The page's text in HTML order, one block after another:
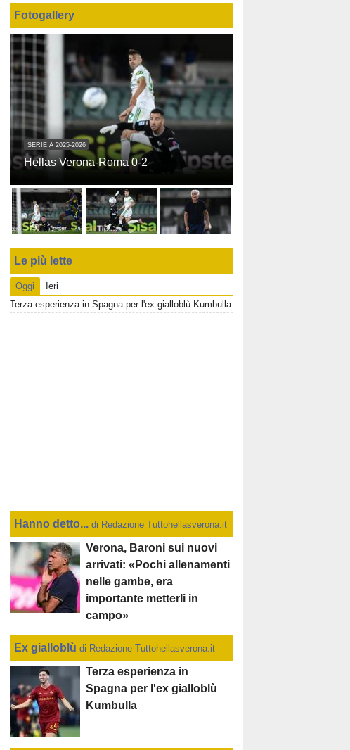
Fotogallery
SERIE A 2025-2026
Hellas Verona-Roma 0-2
Le più lette
Oggi
Ieri
Terza esperienza in Spagna per l'ex gialloblù Kumbulla
Hanno detto... di Redazione Tuttohellasverona.it
Verona, Baroni sui nuovi
arrivati: «Pochi allenamenti
nelle gambe, era
importante metterli in
campo»
Ex gialloblùdi Redazione Tuttohellasverona.it
Terza esperienza in
Spagna per l'ex gialloblù
Kumbulla